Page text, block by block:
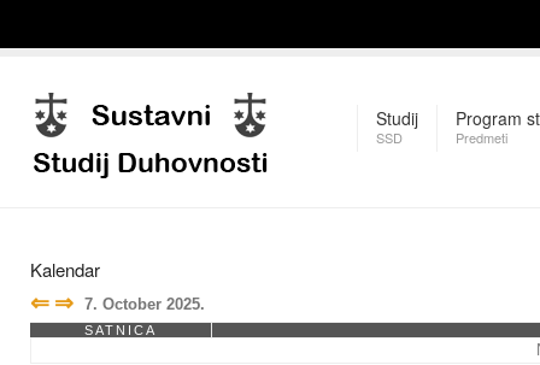
Studij
SSD
Program
Predmeti
Kalendar
⇐ ⇒ 7. October 2025.
SATNICA